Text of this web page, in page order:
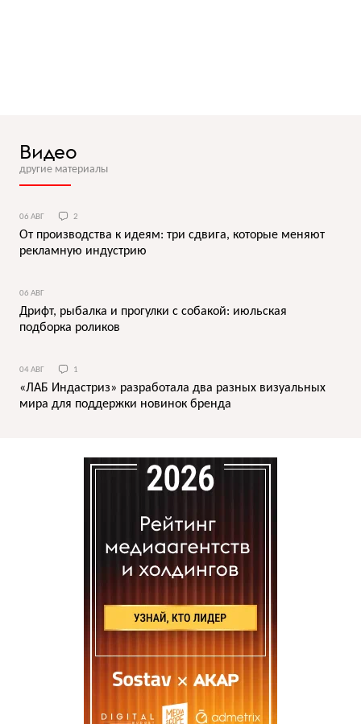
Видео
другие материалы
06 АВГ 2
От производства к идеям: три сдвига, которые меняют
рекламную индустрию
06 АВГ
Дрифт, рыбалка и прогулки с собакой: июльская
подборка роликов
04 АВГ 1
«ЛАБ Индастриз» разработала два разных визуальных
мира для поддержки новинок бренда